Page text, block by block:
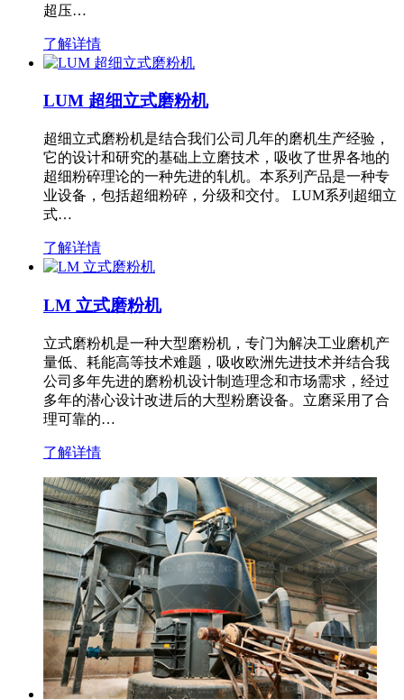
超压…
了解详情
LUM 超细立式磨粉机
超细立式磨粉机是结合我们公司几年的磨机生产经验，
它的设计和研究的基础上立磨技术，吸收了世界各地的
超细粉碎理论的一种先进的轧机。本系列产品是一种专
业设备，包括超细粉碎，分级和交付。 LUM系列超细立
式…
了解详情
LM 立式磨粉机
立式磨粉机是一种大型磨粉机，专门为解决工业磨机产
量低、耗能高等技术难题，吸收欧洲先进技术并结合我
公司多年先进的磨粉机设计制造理念和市场需求，经过
多年的潜心设计改进后的大型粉磨设备。立磨采用了合
理可靠的…
了解详情